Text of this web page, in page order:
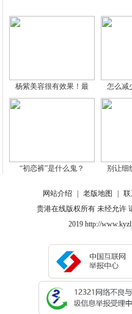
杨紫美容很有效果！最 怎么减
“初恋裤”是什么鬼？ 别让细
网站介绍 老版地图 联
贵港在线版权所有 未经允许
2019 http://